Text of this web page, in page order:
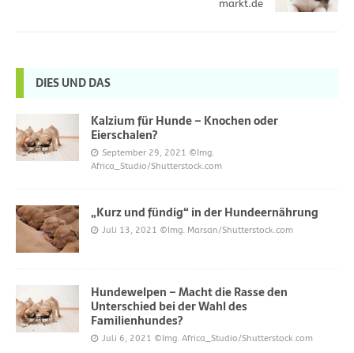
markt.de
DIES UND DAS
Kalzium für Hunde – Knochen oder
Eierschalen?
September 29, 2021 ©Img.
Africa_Studio/Shutterstock.com
„Kurz und fündig“ in der Hundeernährung
Juli 13, 2021 ©Img. Marsan/Shutterstock.com
Hundewelpen – Macht die Rasse den
Unterschied bei der Wahl des
Familienhundes?
Juli 6, 2021 ©Img. Africa_Studio/Shutterstock.com